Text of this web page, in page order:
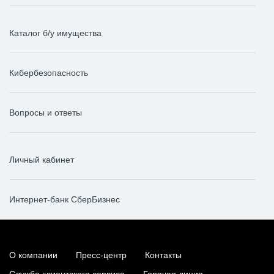
Каталог б/у имущества
Кибербезопасность
Вопросы и ответы
Личный кабинет
Интернет-банк СберБизнес
О компании Пресс-центр
Контакты